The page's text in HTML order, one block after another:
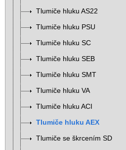
Tlumiče hluku AS22
Tlumiče hluku PSU
Tlumiče hluku SC
Tlumiče hluku SEB
Tlumiče hluku SMT
Tlumiče hluku VA
Tlumiče hluku ACI
Tlumiče hluku AEX
Tlumiče se škrcením SD